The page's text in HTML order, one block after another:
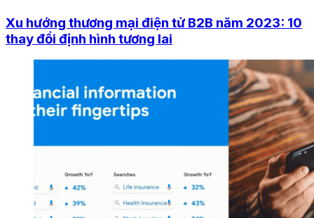
Xu hướng thương mại điện tử B2B năm 2023: 10
thay đổi định hình tương lai